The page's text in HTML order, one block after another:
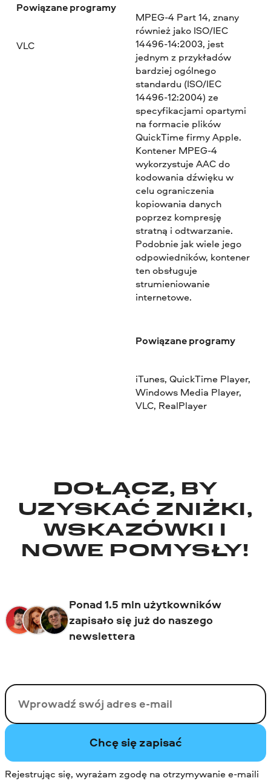
Powiązane programy
VLC
MPEG-4 Part 14, znany
również jako ISO/IEC
14496-14:2003, jest
jednym z przykładów
bardziej ogólnego
standardu (ISO/IEC
14496-12:2004) ze
specyfikacjami opartymi
na formacie plików
QuickTime firmy Apple.
Kontener MPEG-4
wykorzystuje AAC do
kodowania dźwięku w
celu ograniczenia
kopiowania danych
poprzez kompresję
stratną i odtwarzanie.
Podobnie jak wiele jego
odpowiedników, kontener
ten obsługuje
strumieniowanie
internetowe.
Powiązane programy
iTunes, QuickTime Player,
Windows Media Player,
VLC, RealPlayer
DOŁĄCZ, BY
UZYSKAĆ ZNIŻKI,
WSKAZÓWKI I
NOWE POMYSŁY!
Ponad 1.5 mln użytkowników
zapisało się już do naszego
newslettera
Twój email
Chcę się zapisać
Rejestrując się, wyrażam zgodę na otrzymywanie e-maili